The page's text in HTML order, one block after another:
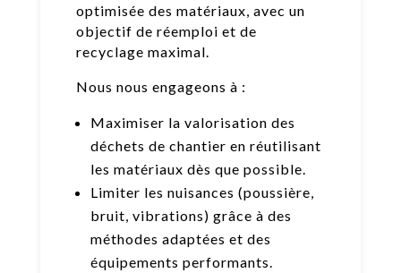
optimisée des matériaux, avec un
objectif de réemploi et de
recyclage maximal.
Nous nous engageons à :
Maximiser la valorisation des
déchets de chantier en réutilisant
les matériaux dès que possible.
Limiter les nuisances (poussière,
bruit, vibrations) grâce à des
méthodes adaptées et des
équipements performants.